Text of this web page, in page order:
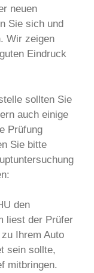
neuen
Sie sich und
Wir zeigen
Eindruck
sollten Sie
auch einige
Prüfung
Sie bitte
den
liest der Prüfer
Ihrem Auto
sein sollte,
mitbringen.